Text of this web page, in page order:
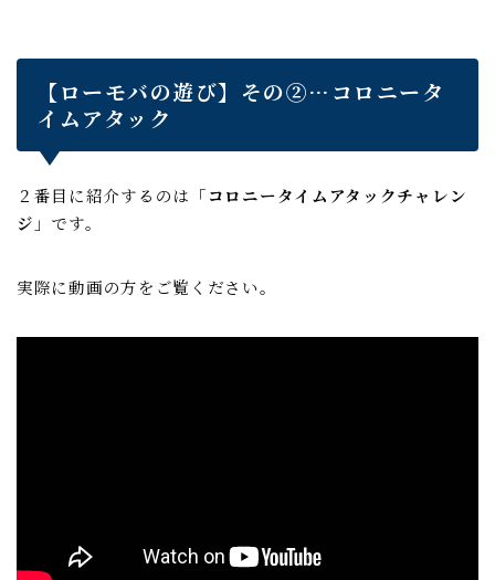
【ローモバの遊び】その②…コロニータ
イムアタック
２番目に紹介するのは「コロニータイムアタックチャレン
ジ 」です。
実際に動画の方をご覧ください。